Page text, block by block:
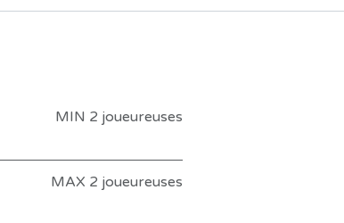
MIN 2 joueureuses
MAX 2 joueureuses